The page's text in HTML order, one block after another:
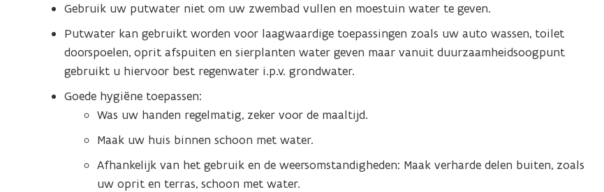
Gebruik uw putwater niet om uw zwembad vullen en moestuin water te geven.
Putwater kan gebruikt worden voor laagwaardige toepassingen zoals uw auto wassen, toilet
doorspoelen, oprit afspuiten en sierplanten water geven maar vanuit duurzaamheidsoogpunt
gebruikt u hiervoor best regenwater i.p.v. grondwater.
Goede hygiëne toepassen:
Was uw handen regelmatig, zeker voor de maaltijd.
Maak uw huis binnen schoon met water.
Afhankelijk van het gebruik en de weersomstandigheden: Maak verharde delen buiten, zoals
uw oprit en terras, schoon met water.